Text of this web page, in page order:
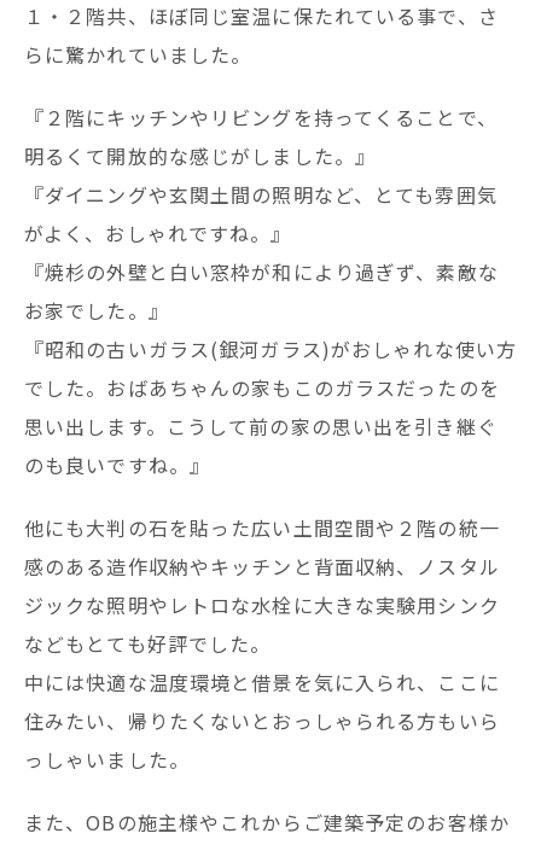
１・２階共、ほぼ同じ室温に保たれている事で、さ
らに驚かれていました。
『２階にキッチンやリビングを持ってくることで、
明るくて開放的な感じがしました。』
『ダイニングや玄関土間の照明など、とても雰囲気
がよく、おしゃれですね。』
『焼杉の外壁と白い窓枠が和により過ぎず、素敵な
お家でした。』
『昭和の古いガラス(銀河ガラス)がおしゃれな使い方
でした。おばあちゃんの家もこのガラスだったのを
思い出します。こうして前の家の思い出を引き継ぐ
のも良いですね。』
他にも大判の石を貼った広い土間空間や２階の統一
感のある造作収納やキッチンと背面収納、ノスタル
ジックな照明やレトロな水栓に大きな実験用シンク
などもとても好評でした。
中には快適な温度環境と借景を気に入られ、ここに
住みたい、帰りたくないとおっしゃられる方もいら
っしゃいました。
また、OBの施主様やこれからご建築予定のお客様か